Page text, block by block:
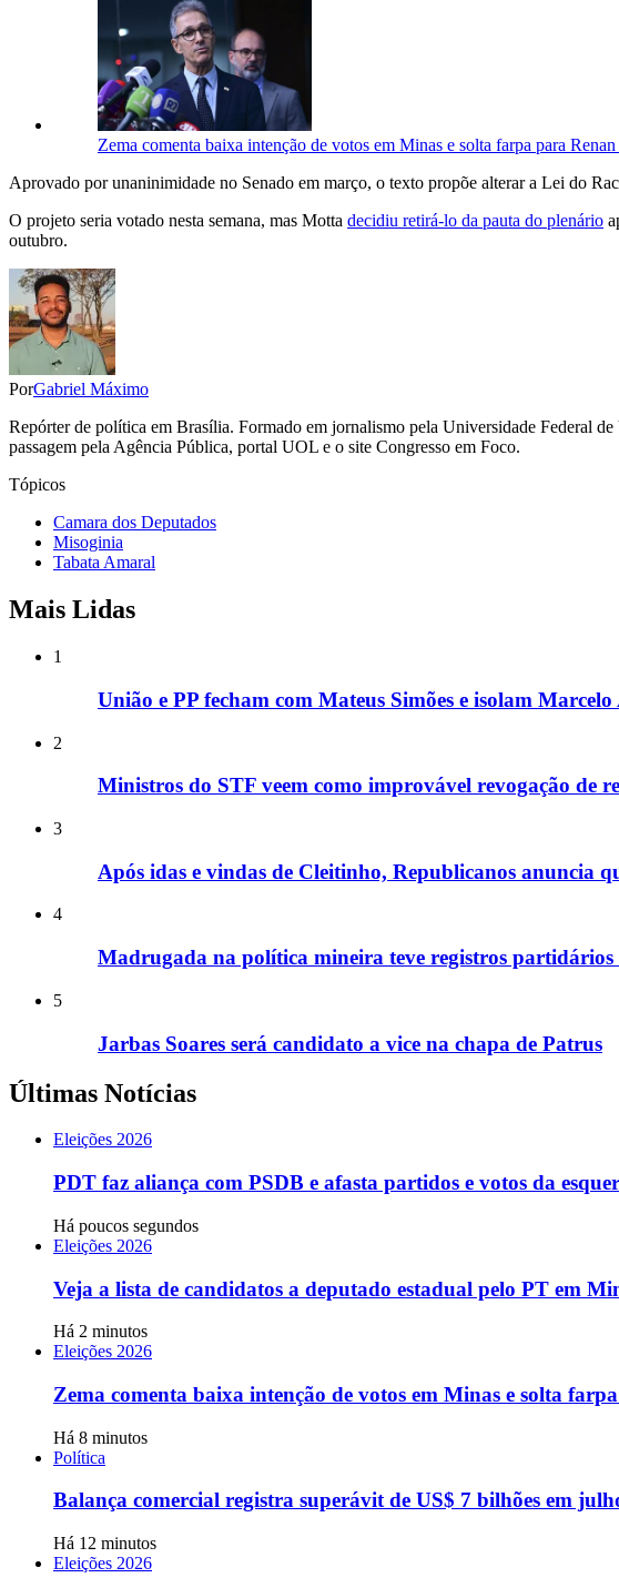
Zema comenta baixa intenção de votos em Minas e solta farpa para Renan
Aprovado por unaninimidade no Senado em março, o texto propõe alterar a Lei do
O projeto seria votado nesta semana, mas Motta decidiu retirá-lo da pauta do plenário
outubro.
PorGabriel Máximo
Repórter de política em Brasília. Formado em jornalismo pela Universidade Federal
passagem pela Agência Pública, portal UOL e o site Congresso em Foco.
Tópicos
Camara dos Deputados
Misoginia
Tabata Amaral
Mais Lidas
1
União e PP fecham com Mateus Simões e isolam Marcelo
2
Ministros do STF veem como improvável revogação de
3
Após idas e vindas de Cleitinho, Republicanos anuncia
4
Madrugada na política mineira teve registros partidários
5
Jarbas Soares será candidato a vice na chapa de Patrus
Últimas Notícias
Eleições 2026
PDT faz aliança com PSDB e afasta partidos e votos da
Há poucos segundos
Eleições 2026
Veja a lista de candidatos a deputado estadual pelo PT em
Há 2 minutos
Eleições 2026
Zema comenta baixa intenção de votos em Minas e solta
Há 8 minutos
Política
Balança comercial registra superávit de US$ 7 bilhões em
Há 12 minutos
Eleições 2026